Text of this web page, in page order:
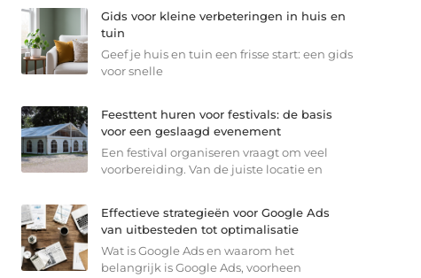
Gids voor kleine verbeteringen in huis en
tuin
Geef je huis en tuin een frisse start: een gids
voor snelle
Feesttent huren voor festivals: de basis
voor een geslaagd evenement
Een festival organiseren vraagt om veel
voorbereiding. Van de juiste locatie en
Effectieve strategieën voor Google Ads
van uitbesteden tot optimalisatie
Wat is Google Ads en waarom het
belangrijk is Google Ads, voorheen